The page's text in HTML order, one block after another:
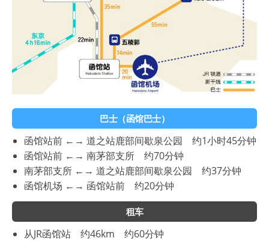
巴士（函馆巴士）
函馆站前 ←→ 道之站鹿部间歇泉公园 约1小时45分钟
函馆站前 ←→ 南茅部支所 约70分钟
南茅部支所 ←→ 道之站鹿部间歇泉公园 约37分钟
函馆机场 ←→ 函馆站前 约20分钟
租车
从JR函馆站 约46km 约60分钟